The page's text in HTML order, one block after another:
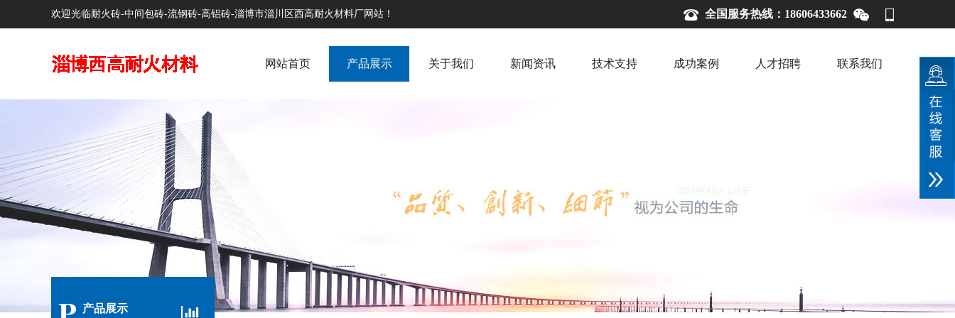
欢迎光临耐火砖-中间包砖-流钢砖-高铝砖-淄博市淄川区西高耐火材料厂网站！ 全国服务热线：18606433662
网站首页 产品展示 关于我们 新闻资讯 技术支持 成功案例 人才招聘 联系我们
产品展示